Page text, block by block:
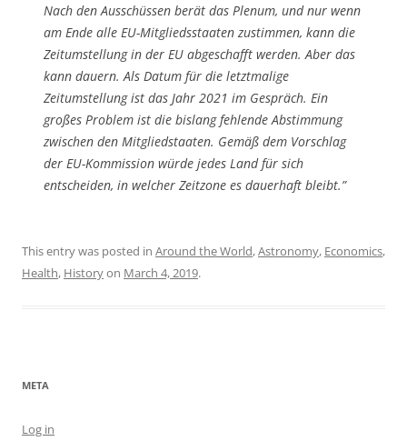
Nach den Ausschüssen berät das Plenum, und nur wenn
am Ende alle EU-Mitgliedsstaaten zustimmen, kann die
Zeitumstellung in der EU abgeschafft werden. Aber das
kann dauern. Als Datum für die letztmalige
Zeitumstellung ist das Jahr 2021 im Gespräch. Ein
großes Problem ist die bislang fehlende Abstimmung
zwischen den Mitgliedstaaten. Gemäß dem Vorschlag
der EU-Kommission würde jedes Land für sich
entscheiden, in welcher Zeitzone es dauerhaft bleibt.”
This entry was posted in Around the World,Astronomy, Economics,
Health, Historyon March 4, 2019.
META
Log in